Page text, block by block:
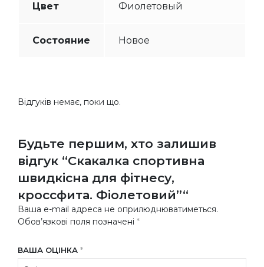
Цвет Фиолетовый
Состояние Новое
Відгуків немає, поки що.
Будьте першим, хто залишив
відгук “Скакалка спортивна
швидкісна для фітнесу,
кроссфита. Фіолетовий”“
Ваша e-mail адреса не оприлюднюватиметься.
Обов’язкові поля позначені *
ВАША ОЦІНКА *